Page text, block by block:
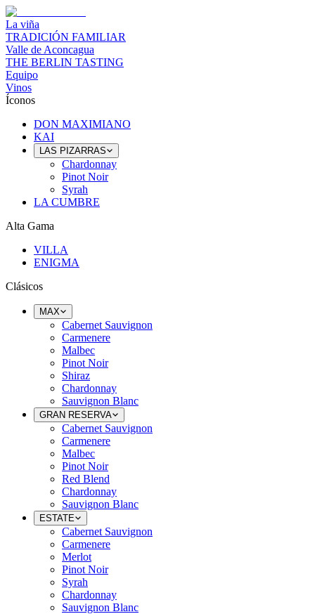
La viña
TRADICIÓN FAMILIAR
Valle de Aconcagua
THE BERLIN TASTING
Equipo
Vinos
Íconos
DON MAXIMIANO
KAI
LAS PIZARRAS
Chardonnay
Pinot Noir
Syrah
LA CUMBRE
Alta Gama
VILLA
ENIGMA
Clásicos
MAX
Cabernet Sauvignon
Carmenere
Malbec
Pinot Noir
Shiraz
Chardonnay
Sauvignon Blanc
GRAN RESERVA
Cabernet Sauvignon
Carmenere
Malbec
Pinot Noir
Red Blend
Chardonnay
Sauvignon Blanc
ESTATE
Cabernet Sauvignon
Carmenere
Merlot
Pinot Noir
Syrah
Chardonnay
Sauvignon Blanc